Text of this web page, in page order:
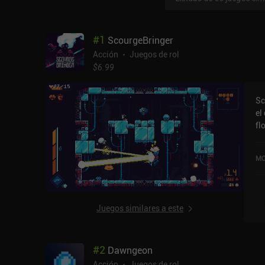
#1 ScourgeBringer
Acción
Juegos de rol
$6.99
Juegos similares a este
el
#2 Dawngeon